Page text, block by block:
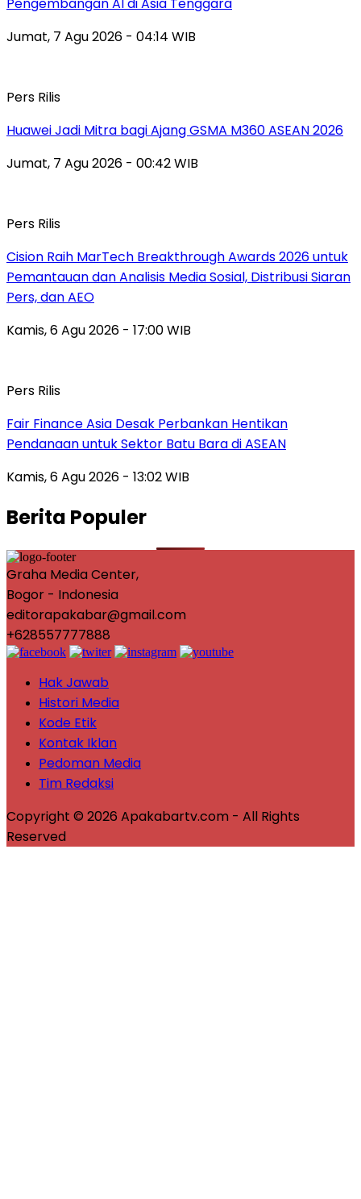
Jumat, 7 Agu 2026 - 04:14 WIB
Pers Rilis
Huawei Jadi Mitra bagi Ajang GSMA M360 ASEAN 2026
Jumat, 7 Agu 2026 - 00:42 WIB
Pers Rilis
Cision Raih MarTech Breakthrough Awards 2026 untuk
Pemantauan dan Analisis Media Sosial, Distribusi Siaran
Pers, dan AEO
Kamis, 6 Agu 2026 - 17:00 WIB
Pers Rilis
Fair Finance Asia Desak Perbankan Hentikan
Pendanaan untuk Sektor Batu Bara di ASEAN
Kamis, 6 Agu 2026 - 13:02 WIB
Berita Populer
Graha Media Center,
Bogor - Indonesia
editorapakabar@gmail.com
+628557777888
Hak Jawab
Histori Media
Kode Etik
Kontak Iklan
Pedoman Media
Tim Redaksi
Copyright © 2026 Apakabartv.com - All Rights
Reserved